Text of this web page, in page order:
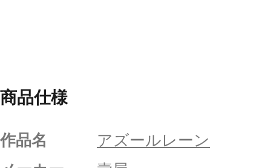
商品仕様
作品名
アズールレーン